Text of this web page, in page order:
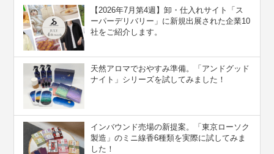
【2026年7月第4週】卸・仕入れサイト「ス
ーパーデリバリー」に新規出展された企業10
社をご紹介します。
天然アロマでおやすみ準備。「アンドグッド
ナイト」シリーズを試してみました！
インバウンド売場の新提案。「東京ローソク
製造」のミニ線香6種類を実際に試してみま
した！